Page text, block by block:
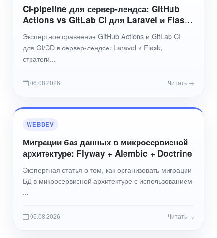
CI‑pipeline для сервер‑лендса: GitHub
Actions vs GitLab CI для Laravel и Flask
приложений (с учётом законодательства
РФ)
Экспертное сравнение GitHub Actions и GitLab CI
для CI/CD в сервер-лендсе: Laravel и Flask,
стратеги...
06.08.2026 Читать →
WEBDEV
Миграции баз данных в микросервисной
архитектуре: Flyway + Alembic + Doctrine
Экспертная статья о том, как организовать миграции
БД в микросервисной архитектуре с использованием
...
05.08.2026 Читать →